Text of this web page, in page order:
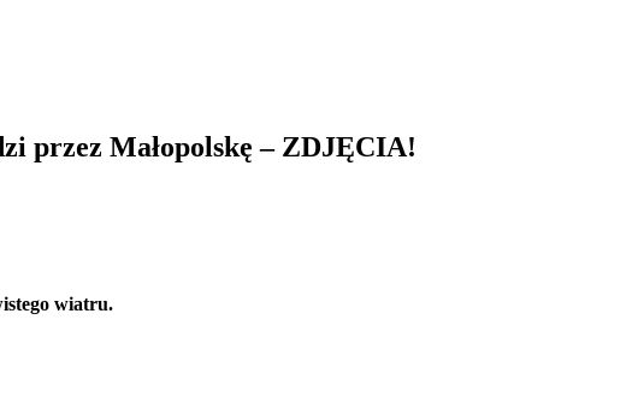
przez Małopolskę – ZDJĘCIA!
wiatru.